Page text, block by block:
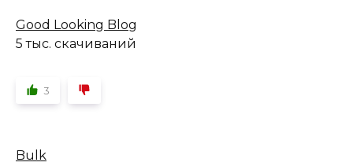
Good Looking Blog
5 тыс. скачиваний
3
Bulk